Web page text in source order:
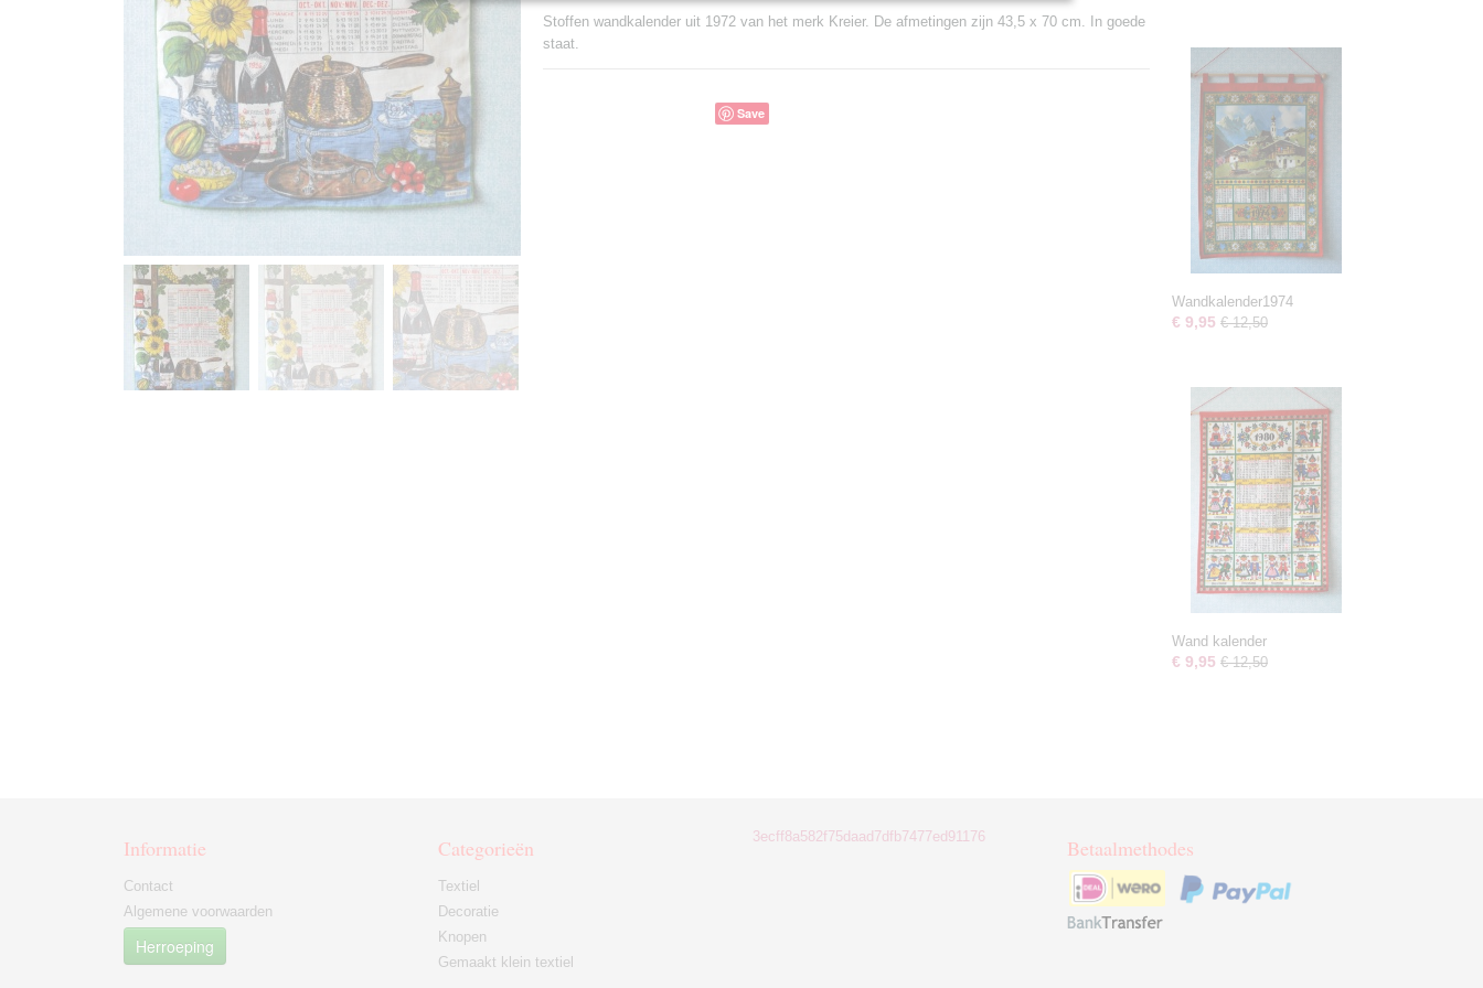
Stoffen wandkalender uit 1972 van het merk Kreier. De afmetingen zijn 43,5 x 70 cm. In goede
staat.
Save
Wandkalender1974
€ 9,95 € 12,50
Wand kalender
€ 9,95 € 12,50
Informatie
Contact
Algemene voorwaarden
Herroeping
Categorieën
Textiel
Decoratie
Knopen
Gemaakt klein textiel
3ecff8a582f75daad7dfb7477ed91176 Betaalmethodes